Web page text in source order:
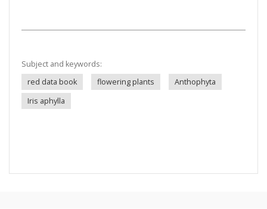
Subject and keywords:
red data book
flowering plants
Anthophyta
Iris aphylla